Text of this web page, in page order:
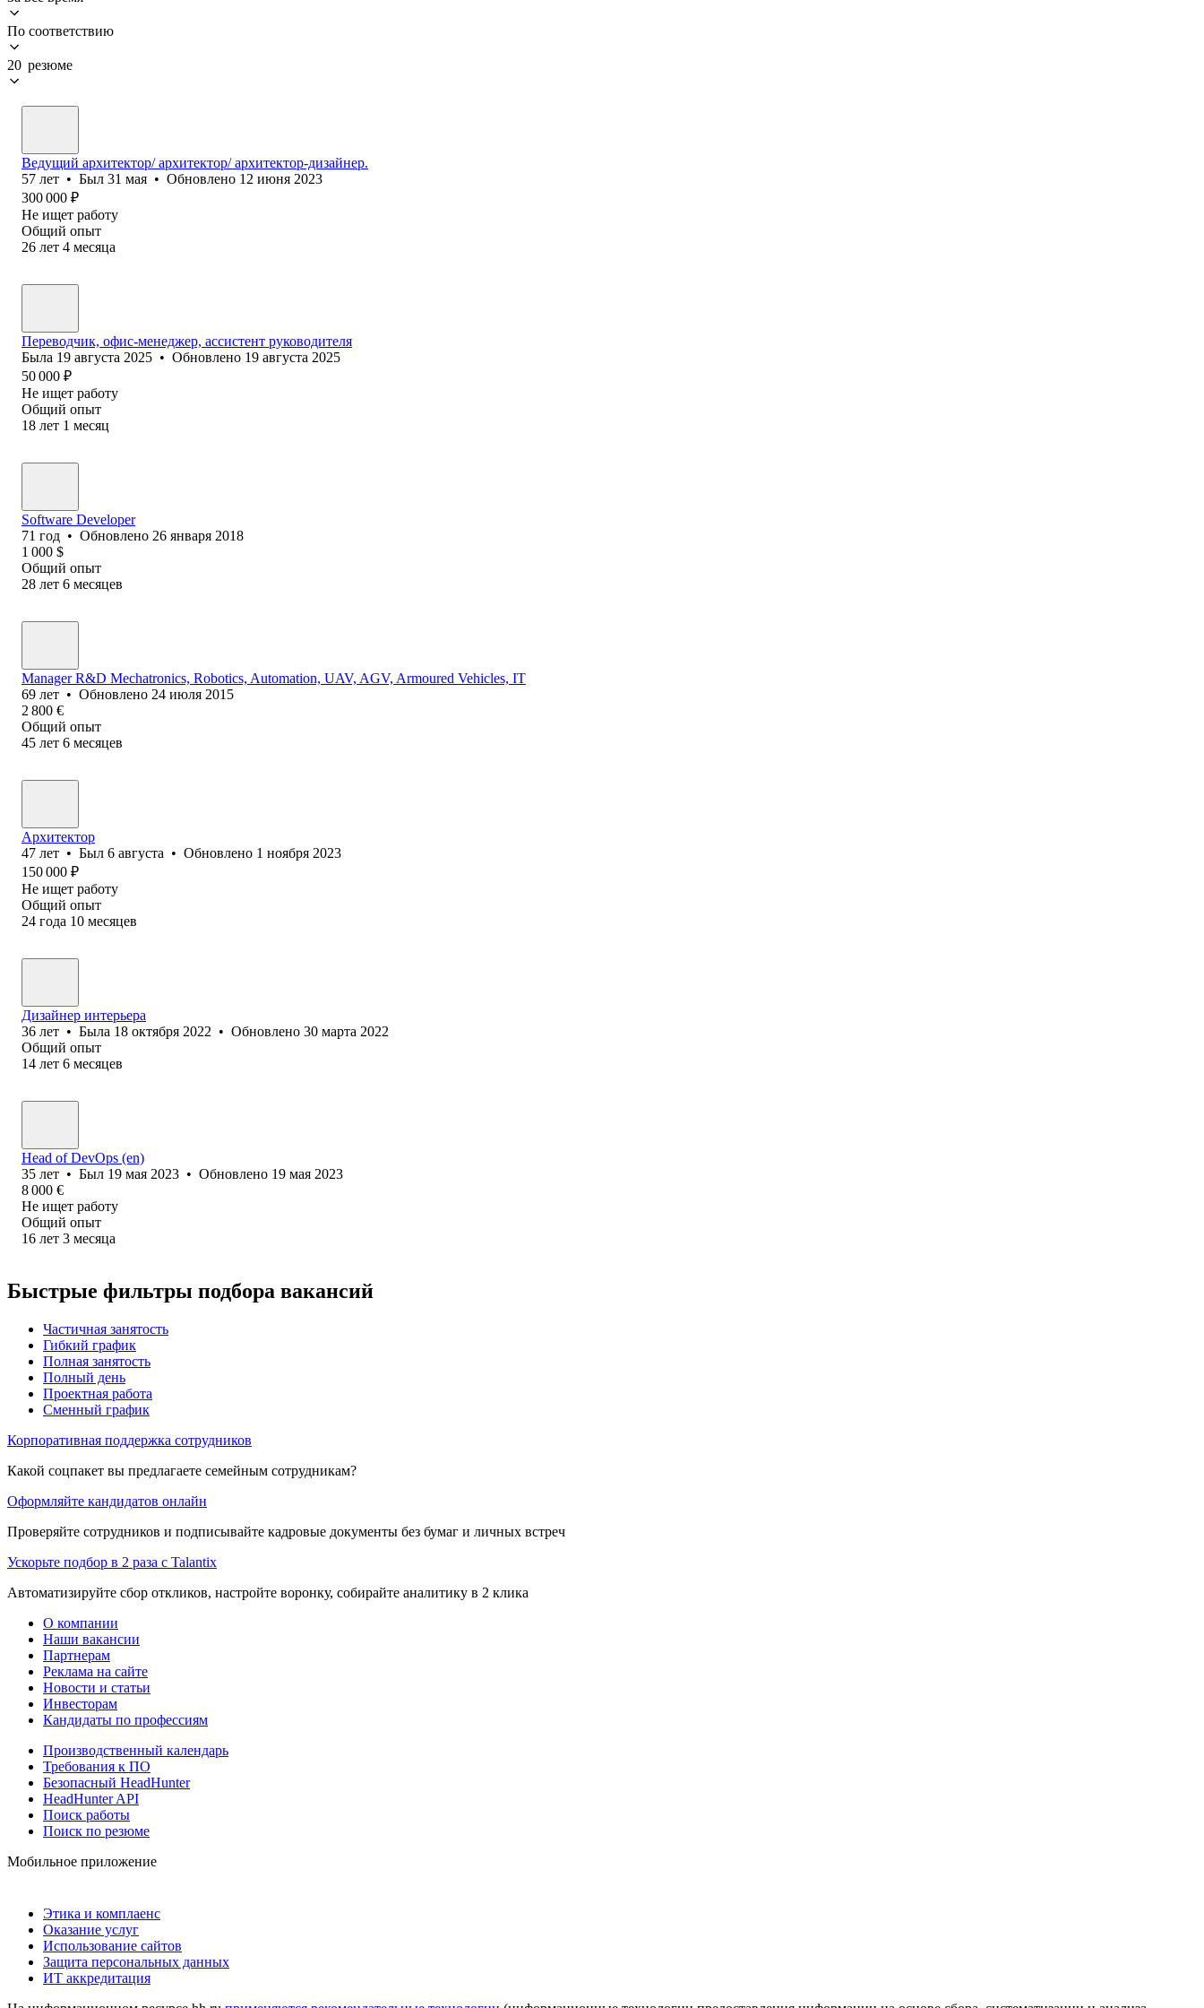
По соответствию
20 резюме
Ведущий архитектор/ архитектор/ архитектор-дизайнер.
57 лет • Был 31 мая • Обновлено 12 июня 2023
300 000 ₽
Не ищет работу
Общий опыт
26 лет 4 месяца
Переводчик, офис-менеджер, ассистент руководителя
Была 19 августа 2025 • Обновлено 19 августа 2025
50 000 ₽
Не ищет работу
Общий опыт
18 лет 1 месяц
Software Developer
71 год • Обновлено 26 января 2018
1 000 $
Общий опыт
28 лет 6 месяцев
Manager R&D Mechatronics, Robotics, Automation, UAV, AGV, Armoured Vehicles, IT
69 лет • Обновлено 24 июля 2015
2 800 €
Общий опыт
45 лет 6 месяцев
Архитектор
47 лет • Был 6 августа • Обновлено 1 ноября 2023
150 000 ₽
Не ищет работу
Общий опыт
24 года 10 месяцев
Дизайнер интерьера
36 лет • Была 18 октября 2022 • Обновлено 30 марта 2022
Общий опыт
14 лет 6 месяцев
Head of DevOps (en)
35 лет • Был 19 мая 2023 • Обновлено 19 мая 2023
8 000 €
Не ищет работу
Общий опыт
16 лет 3 месяца
Быстрые фильтры подбора вакансий
Частичная занятость
Гибкий график
Полная занятость
Полный день
Проектная работа
Сменный график
Корпоративная поддержка сотрудников
Какой соцпакет вы предлагаете семейным сотрудникам?
Оформляйте кандидатов онлайн
Проверяйте сотрудников и подписывайте кадровые документы без бумаг и личных встреч
Ускорьте подбор в 2 раза с Talantix
Автоматизируйте сбор откликов, настройте воронку, собирайте аналитику в 2 клика
О компании
Наши вакансии
Партнерам
Реклама на сайте
Новости и статьи
Инвесторам
Кандидаты по профессиям
Производственный календарь
Требования к ПО
Безопасный HeadHunter
HeadHunter API
Поиск работы
Поиск по резюме
Мобильное приложение
Этика и комплаенс
Оказание услуг
Использование сайтов
Защита персональных данных
ИТ аккредитация